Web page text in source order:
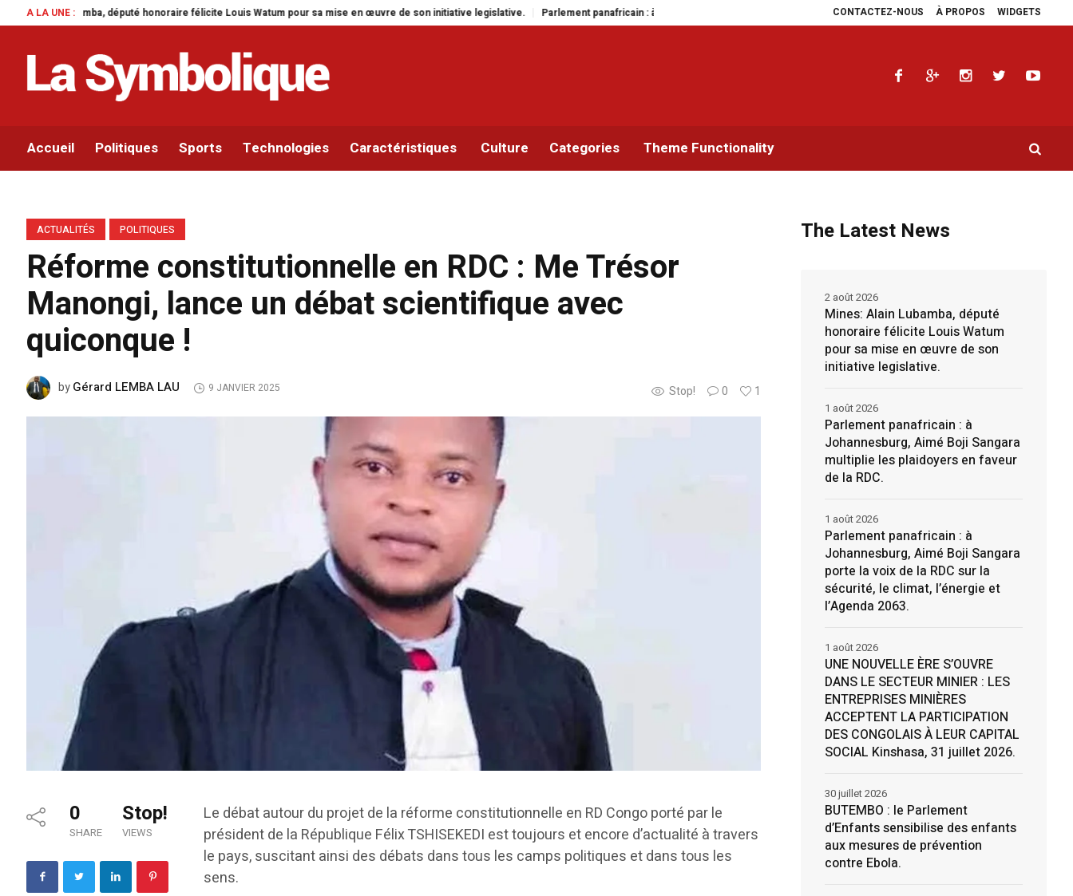
CONTACTEZ-NOUS À PROPOS WIDGETS
A LA UNE :
honoraire félicite Louis Watum pour sa mise en œuvre de son initiative legislative. Parlement panafricain : à Johannesburg, Aimé Boji Sangara multiplie les plaidoyers en faveur de la RDC. Parlement panafricain : à
Accueil Politiques Sports Technologies Caractéristiques Culture Categories Theme Functionality
ACTUALITÉS POLITIQUES
Réforme constitutionnelle en RDC : Me Trésor
Manongi, lance un débat scientifique avec
quiconque !
Stop! 0 1
byGérard LEMBA LAU 9 JANVIER 2025
0
SHARE
Stop!
VIEWS
Le débat autour du projet de la réforme constitutionnelle en RD Congo porté par le
président de la République Félix TSHISEKEDI est toujours et encore d’actualité à travers
le pays, suscitant ainsi des débats dans tous les camps politiques et dans tous les
sens.
The Latest News
Mines: Alain Lubamba, député
honoraire félicite Louis Watum
pour sa mise en œuvre de son
initiative legislative.
2 août 2026
Parlement panafricain : à
Johannesburg, Aimé Boji Sangara
multiplie les plaidoyers en faveur
de la RDC.
1 août 2026
Parlement panafricain : à
Johannesburg, Aimé Boji Sangara
porte la voix de la RDC sur la
sécurité, le climat, l’énergie et
l’Agenda 2063.
1 août 2026
UNE NOUVELLE ÈRE S’OUVRE
DANS LE SECTEUR MINIER : LES
ENTREPRISES MINIÈRES
ACCEPTENT LA PARTICIPATION
DES CONGOLAIS À LEUR CAPITAL
SOCIAL Kinshasa, 31 juillet 2026.
1 août 2026
BUTEMBO : le Parlement
d’Enfants sensibilise des enfants
aux mesures de prévention
contre Ebola.
30 juillet 2026